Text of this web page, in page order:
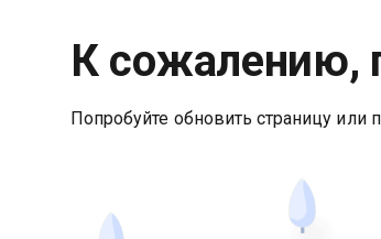
К сожалению,
Попробуйте обновить страницу или